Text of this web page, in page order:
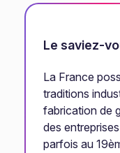
Le saviez-
La France
traditions
fabrication de
des
parfois au